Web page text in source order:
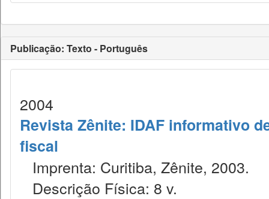
Publicação: Texto - Português
2004
Revista Zênite: IDAF informativo
fiscal
Imprenta: Curitiba, Zênite, 2003.
Descrição Física: 8 v.